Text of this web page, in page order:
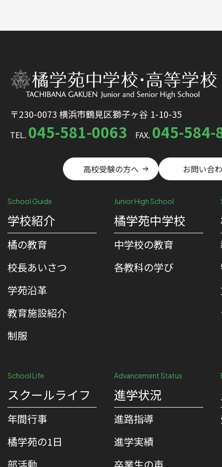
〒230-0073 横浜市鶴見区獅子ヶ谷 1-10-35
TEL. 045-581-0063 FAX. 045-584-
高校受験の方へ お問い合
School Guide
学校紹介
橘の教育
校⻑あいさつ
学苑沿革
教育施設紹介
制服
Junior High School
橘学苑中学校
中学校の教育
各教科の学び
School Life
スクールライフ
年間行事
橘学苑の1⽇
Advancement Status
進学状況
進路指導
進学実績